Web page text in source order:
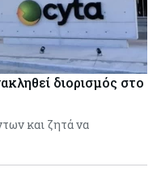
διορισμός στο
και ζητά να